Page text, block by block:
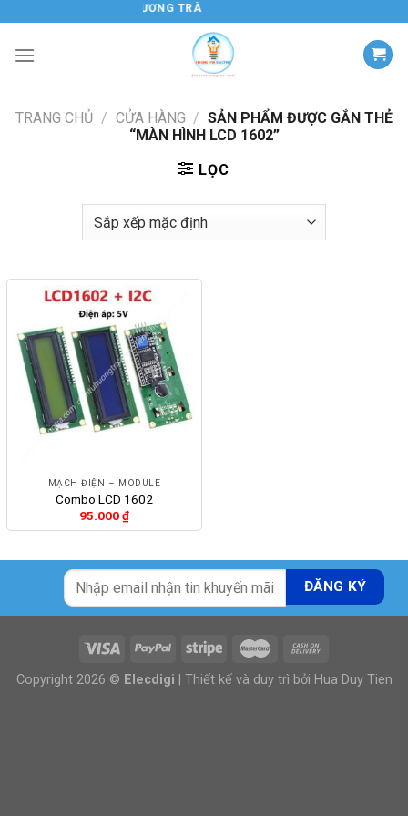
nội
ĐIỆN TỬ HƯƠNG TRÀ
TRANG CHỦ / CỬA HÀNG / SẢN PHẨM ĐƯỢC GẮN THẺ
“MÀN HÌNH LCD 1602”
LỌC
MẠCH ĐIỆN – MODULE
Combo LCD 1602
95.000₫
Copyright 2026 © Elecdigi | Thiết kế và duy trì bởi Hua Duy Tien